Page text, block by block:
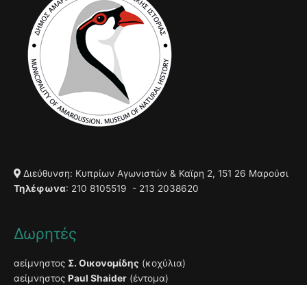
Διεύθυνση: Κυπρίων Αγωνιστών & Καϊρη 2, 151 26 Μαρούσι
Τηλέφωνα: 210 8105519 - 213 2038620
Δωρητές
αείμνηστος Σ. Οικονομίδης (κοχύλια)
αείμνηστος Paul Shaider (έντομα)